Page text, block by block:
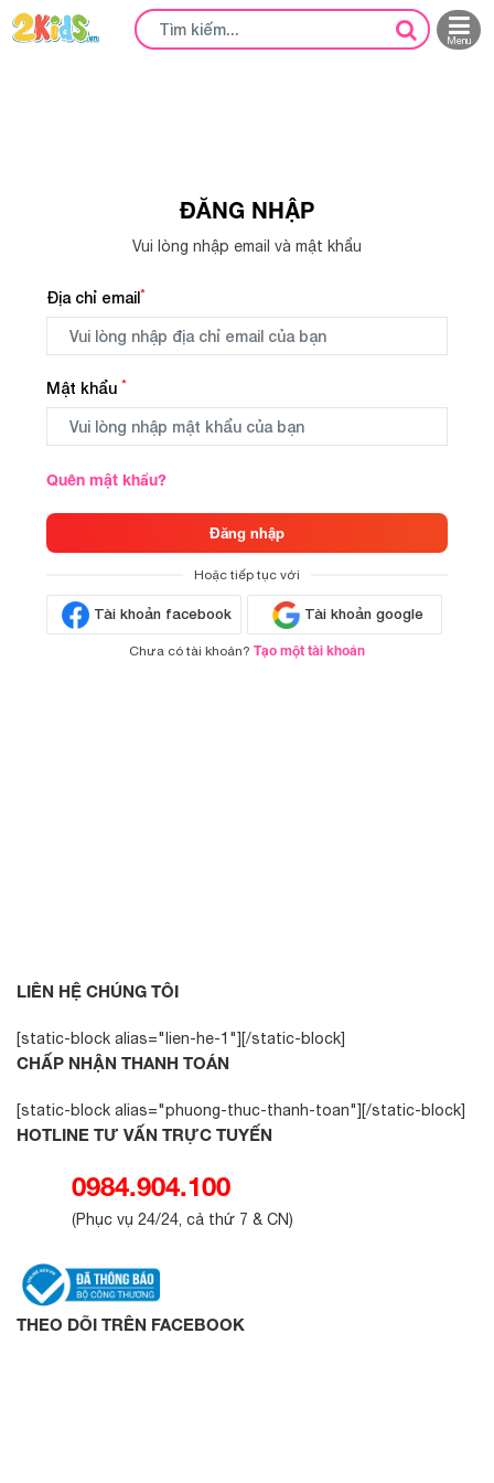
Menu
ĐĂNG NHẬP
Vui lòng nhập email và mật khẩu
Địa chỉ email*
Mật khẩu *
Quên mật khẩu?
Đăng nhập
Hoặc tiếp tục với
Tài khoản facebook Tài khoản google
Chưa có tài khoản? Tạo một tài khoản
LIÊN HỆ CHÚNG TÔI
[static-block alias="lien-he-1"][/static-block]
CHẤP NHẬN THANH TOÁN
[static-block alias="phuong-thuc-thanh-toan"][/static-block]
HOTLINE TƯ VẤN TRỰC TUYẾN
0984.904.100
(Phục vụ 24/24, cả thứ 7 & CN)
THEO DÕI TRÊN FACEBOOK